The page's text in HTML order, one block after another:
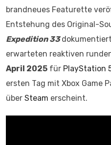
brandneues Featurette
Entstehung des Original-
Expedition 33
erwarteten reaktiven
April 2025 für PlayStation
ersten Tag mit Xbox Game
über Steam erscheint.